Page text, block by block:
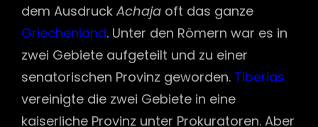
dem Ausdruck Achaja oft das ganze
Griechenland. Unter den Römern war es in
zwei Gebiete aufgeteilt und zu einer
senatorischen Provinz geworden. Tiberias
vereinigte die zwei Gebiete in eine
kaiserliche Provinz unter Prokuratoren. Aber